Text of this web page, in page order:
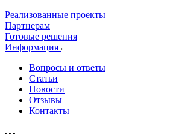
Реализованные проекты
Партнерам
Готовые решения
Информация
Вопросы и ответы
Статьи
Новости
Отзывы
Контакты